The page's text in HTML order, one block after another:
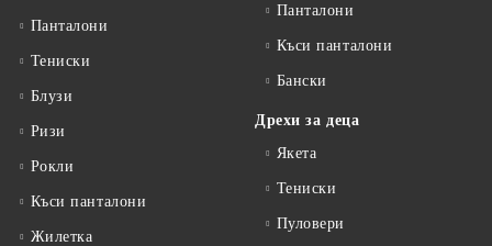
Панталони
Тениски
Блузи
Ризи
Рокли
Къси панталони
Жилетка
Панталони
Къси панталони
Бански
Дрехи за деца
Якета
Тениски
Пуловери